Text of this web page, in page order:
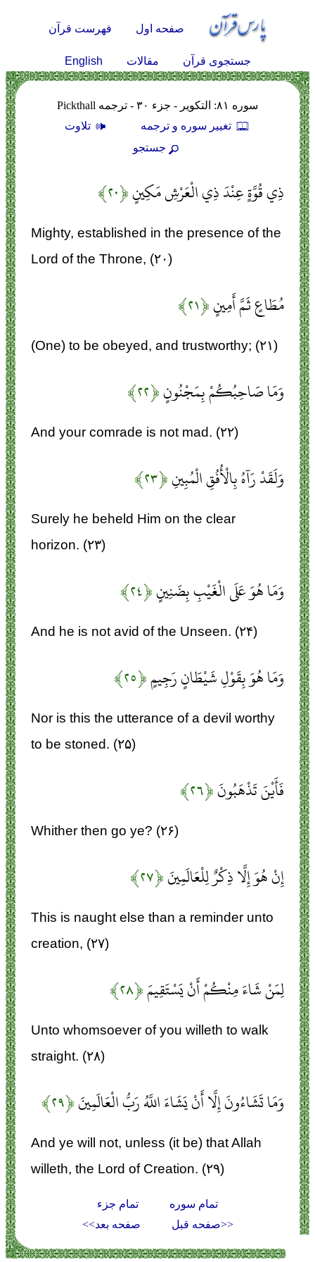
صفحه اول فهرست قرآن
جستجوی قرآن مقالات English
سوره ۸۱: التكوير - جزء ۳۰ - ترجمه Pickthall
تغيير سوره و ترجمه
تلاوت
جستجو
ذِي قُوَّةٍ عِنْدَ ذِي الْعَرْشِ مَكِينٍ﴿۲۰﴾
Mighty, established in the presence of the
Lord of the Throne, (۲۰)
مُطَاعٍ ثَمَّ أَمِينٍ﴿۲۱﴾
(One) to be obeyed, and trustworthy; (۲۱)
وَمَا صَاحِبُكُمْ بِمَجْنُونٍ﴿۲۲﴾
And your comrade is not mad. (۲۲)
وَلَقَدْ رَآهُ بِالْأُفُقِ الْمُبِينِ﴿۲۳﴾
Surely he beheld Him on the clear
horizon. (۲۳)
وَمَا هُوَ عَلَى الْغَيْبِ بِضَنِينٍ﴿۲۴﴾
And he is not avid of the Unseen. (۲۴)
وَمَا هُوَ بِقَوْلِ شَيْطَانٍ رَجِيمٍ﴿۲۵﴾
Nor is this the utterance of a devil worthy
to be stoned. (۲۵)
فَأَيْنَ تَذْهَبُونَ﴿۲۶﴾
Whither then go ye? (۲۶)
إِنْ هُوَ إِلَّا ذِكْرٌ لِلْعَالَمِينَ﴿۲۷﴾
This is naught else than a reminder unto
creation, (۲۷)
لِمَنْ شَاءَ مِنْكُمْ أَنْ يَسْتَقِيمَ﴿۲۸﴾
Unto whomsoever of you willeth to walk
straight. (۲۸)
وَمَا تَشَاءُونَ إِلَّا أَنْ يَشَاءَ اللَّهُ رَبُّ الْعَالَمِينَ﴿۲۹﴾
And ye will not, unless (it be) that Allah
willeth, the Lord of Creation. (۲۹)
تمام سوره
تمام جزء
<<صفحه قبل
صفحه بعد>>